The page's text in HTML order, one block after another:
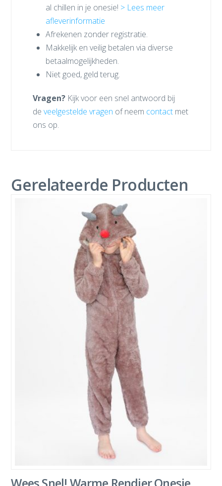
al chillen in je onesie! > Lees meer
afleverinformatie
Afrekenen zonder registratie.
Makkelijk en veilig betalen via diverse
betaalmogelijkheden.
Niet goed, geld terug.
Vragen?Kijk voor een snel antwoord bij
de veelgestelde vragen of neem contactmet
ons op.
Gerelateerde Producten